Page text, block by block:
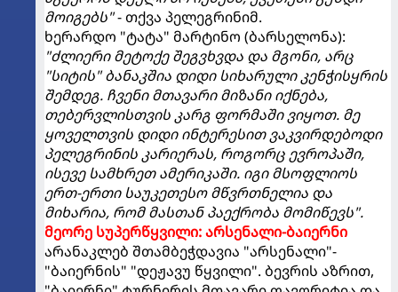
მოიგებს"- თქვა პელეგრინიმ.
ხერარდო "ტატა" მარტინო (ბარსელონა):
"ძლიერი მეტოქე შეგვხვდა და მგონი, არც
"სიტის" ბანაკშია დიდი სიხარული კენჭისყრის
შემდეგ. ჩვენი მთავარი მიზანი იქნება,
თებერვლისთვის კარგ ფორმაში ვიყოთ. მე
ყოველთვის დიდი ინტერესით ვაკვირდებოდი
პელეგრინის კარიერას, როგორც ევროპაში,
ისევე სამხრეთ ამერიკაში. იგი მსოფლიოს
ერთ-ერთი საუკეთესო მწვრთნელია და
მიხარია, რომ მასთან პაექრობა მომიწევს".
მეორე სუპერწყვილი: არსენალი-ბაიერნი
არანაკლებ შთამბეჭდავია "არსენალი"-
"ბაიერნის" "დეჟავუ წყვილი". ბევრის აზრით,